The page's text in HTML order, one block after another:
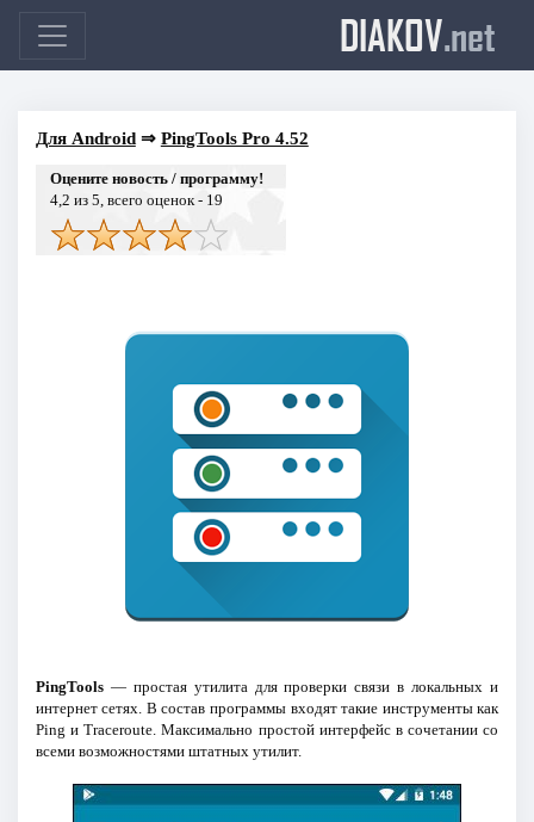
DIAKOV.net
Для Android⇒ PingTools Pro 4.52
Оцените новость / программу!
4,2 из 5, всего оценок - 19
PingTools— простая утилита для проверки связи в локальных и
интернет сетях. В состав программы входят такие инструменты как
Ping и Traceroute. Максимально простой интерфейс в сочетании со
всеми возможностями штатных утилит.